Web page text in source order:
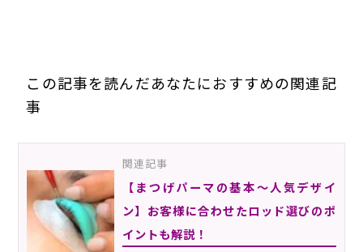
この記事を読んだあなたにおすすめの関連記
事
関連記事
【まつげパーマの基本～人気デザイ
ン】お客様に合わせたロッド選びのポ
イントも解説！